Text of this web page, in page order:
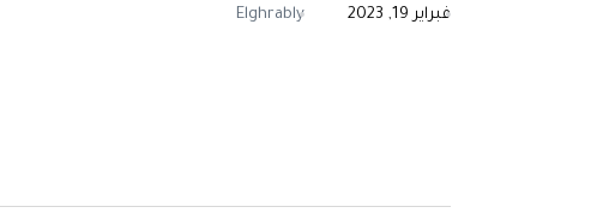
فبراير 19, 2023 Elghrably